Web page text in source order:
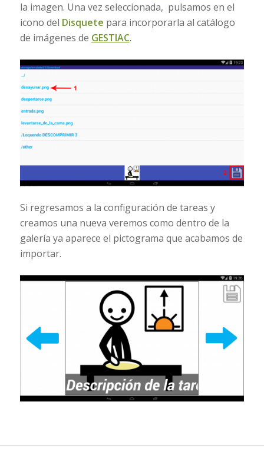
la imagen. Una vez seleccionada, pulsamos en el
icono del Disquete para incorporarla al catálogo
de imágenes de GESTIAC.
Si regresamos a la configuración de tareas y
creamos una nueva veremos como dentro de la
galería ya aparece el pictograma que acabamos de
importar.